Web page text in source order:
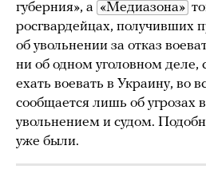
губерния», а «Медиазона»
росгвардейцах, получивших
об увольнении за отказ
ни об одном уголовном деле,
ехать воевать в Украину, во
сообщается лишь об
увольнением и судом.
уже были.